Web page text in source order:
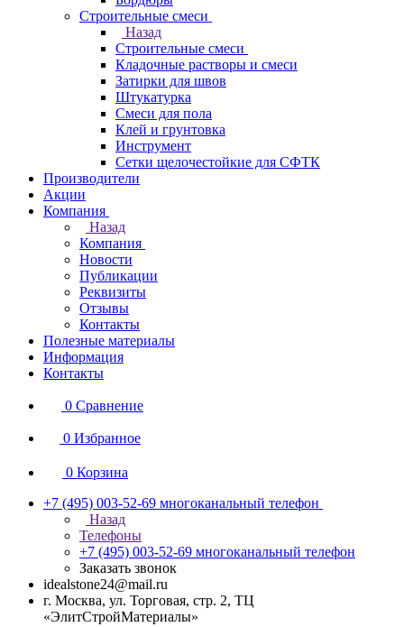
Строительные смеси
Назад
Строительные смеси
Кладочные растворы и смеси
Затирки для швов
Штукатурка
Смеси для пола
Клей и грунтовка
Инструмент
Сетки щелочестойкие для СФТК
Производители
Акции
Компания
Назад
Компания
Новости
Публикации
Реквизиты
Отзывы
Контакты
Полезные материалы
Информация
Контакты
0 Сравнение
0 Избранное
0 Корзина
+7 (495) 003-52-69 многоканальный телефон
Назад
Телефоны
+7 (495) 003-52-69 многоканальный телефон
Заказать звонок
idealstone24@mail.ru
г. Москва, ул. Торговая, стр. 2, ТЦ
«ЭлитСтройМатериалы»